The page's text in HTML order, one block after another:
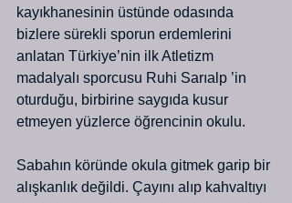
kayıkhanesinin üstünde odasında
bizlere sürekli sporun erdemlerini
anlatan Türkiye’nin ilk Atletizm
madalyalı sporcusu Ruhi Sarıalp ’in
oturduğu, birbirine saygıda kusur
etmeyen yüzlerce öğrencinin okulu.
Sabahın köründe okula gitmek garip bir
alışkanlık değildi. Çayını alıp kahvaltıyı